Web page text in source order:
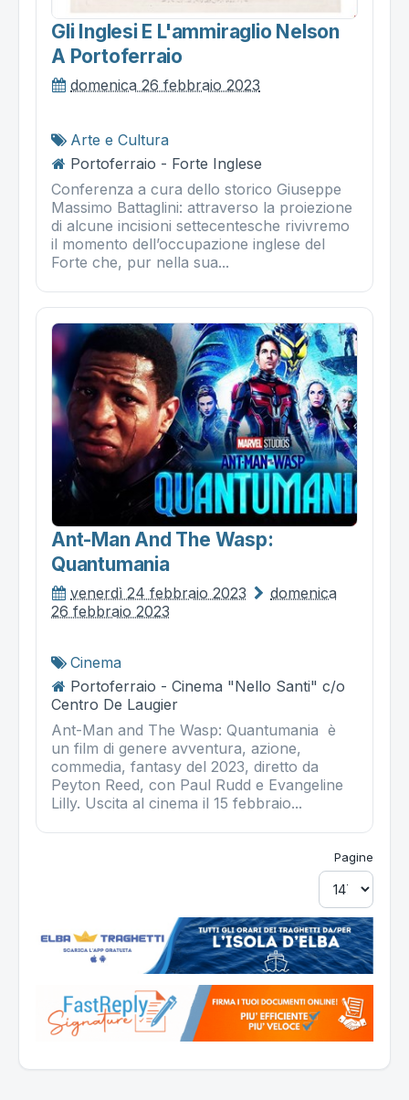
Gli Inglesi E L'ammiraglio Nelson
A Portoferraio
domenica 26 febbraio 2023
Arte e Cultura
Portoferraio - Forte Inglese
Conferenza a cura dello storico Giuseppe
Massimo Battaglini: attraverso la proiezione
di alcune incisioni settecentesche rivivremo
il momento dell’occupazione inglese del
Forte che, pur nella sua...
Ant-Man And The Wasp:
Quantumania
venerdì 24 febbraio 2023
domenica
26 febbraio 2023
Cinema
Portoferraio - Cinema "Nello Santi" c/o
Centro De Laugier
Ant-Man and The Wasp: Quantumania è
un film di genere avventura, azione,
commedia, fantasy del 2023, diretto da
Peyton Reed, con Paul Rudd e Evangeline
Lilly. Uscita al cinema il 15 febbraio...
Pagine